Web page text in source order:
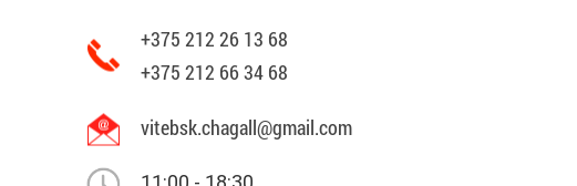
+375 212 26 13 68
+375 212 66 34 68
vitebsk.chagall@gmail.com